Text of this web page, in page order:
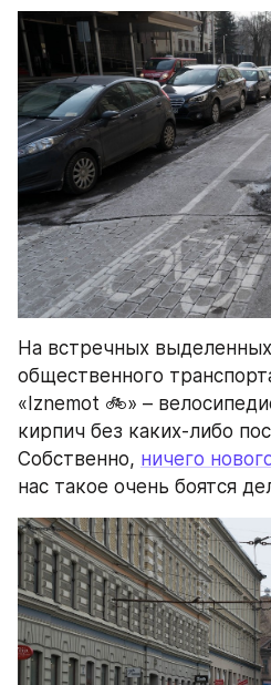
На встречных
общественного
«Iznemot 🚲» –
кирпич без каких-либо
Собственно, ничего
нас такое очень боятся